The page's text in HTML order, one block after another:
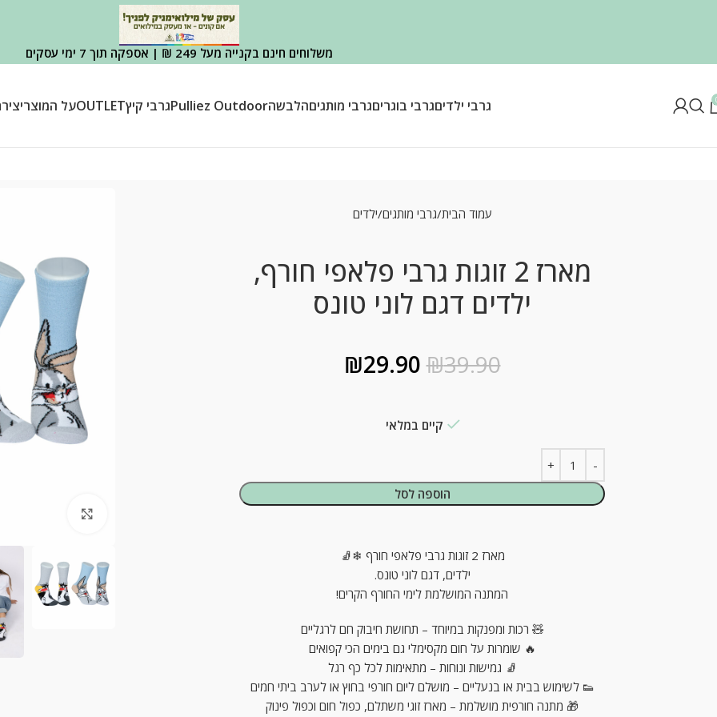
משלוחים חינם בקנייה מעל 249 ₪ | אספקה תוך 7 ימי עסקים
גרבי ילדיםגרבי בוגריםגרבי מותגיםהלבשהPulliez Outdoorגרבי קיץOUTLETעל המוצר
עמוד הבית גרבי מותגים ילדים
מארז 2 זוגות גרבי פלאפי חורף,
ילדים דגם לוני טונס
₪39.90
₪29.90
קיים במלאי
הוספה לסל
מארז 2 זוגות גרבי פלאפי חורף ❄🧦
ילדים, דגם לוני טונס.
המתנה המושלמת לימי החורף הקרים!
🧸 רכות ומפנקות במיוחד – תחושת חיבוק חם לרגליים
🔥 שומרות על חום מקסימלי גם בימים הכי קפואים
🧦 גמישות ונוחות – מתאימות לכל כף רגל
👟 לשימוש בבית או בנעליים – מושלם ליום חורפי בחוץ או לערב ביתי חמים
🎁 מתנה חורפית מושלמת – מארז זוגי משתלם, כפול חום וכפול פינוק